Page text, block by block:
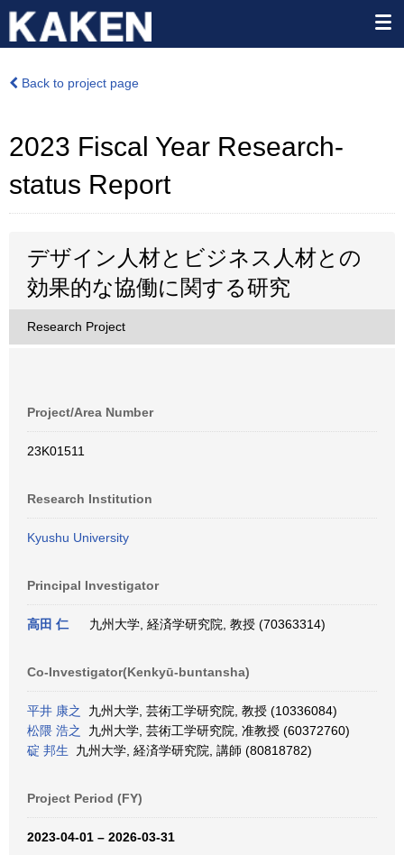
Back to project page
2023 Fiscal Year Research-
status Report
デザイン人材とビジネス人材との
効果的な協働に関する研究
Research Project
Project/Area Number
23K01511
Research Institution
Kyushu University
Principal Investigator
高田 仁 九州大学, 経済学研究院, 教授 (70363314)
Co-Investigator(Kenkyū-buntansha)
平井 康之
九州大学, 芸術工学研究院, 教授 (10336084)
松隈 浩之
九州大学, 芸術工学研究院, 准教授 (60372760)
碇 邦生 九州大学, 経済学研究院, 講師 (80818782)
Project Period (FY)
2023-04-01 – 2026-03-31